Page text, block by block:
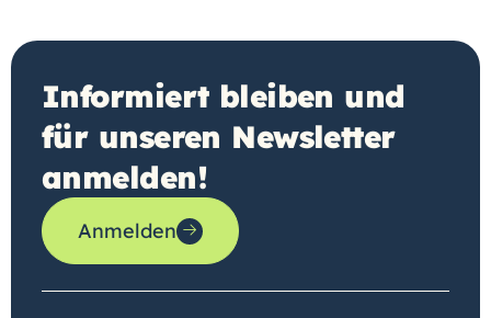
Informiert bleiben und
für unseren Newsletter
anmelden!
Anmelden